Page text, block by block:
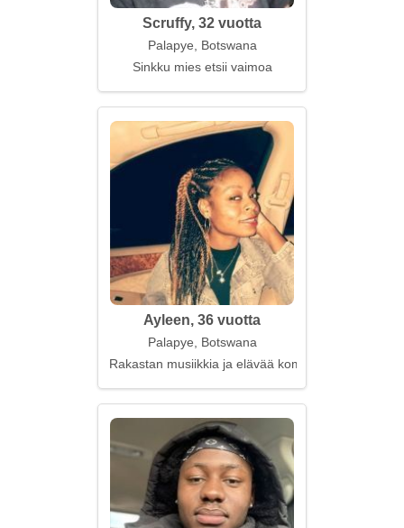
Scruffy, 32 vuotta
Palapye, Botswana
Sinkku mies etsii vaimoa
Ayleen, 36 vuotta
Palapye, Botswana
Rakastan musiikkia ja elävää kommunikointia